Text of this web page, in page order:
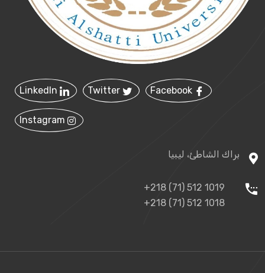
براك الشاطئ، ليبيا
+218 (71) 512 1019
+218 (71) 512 1018